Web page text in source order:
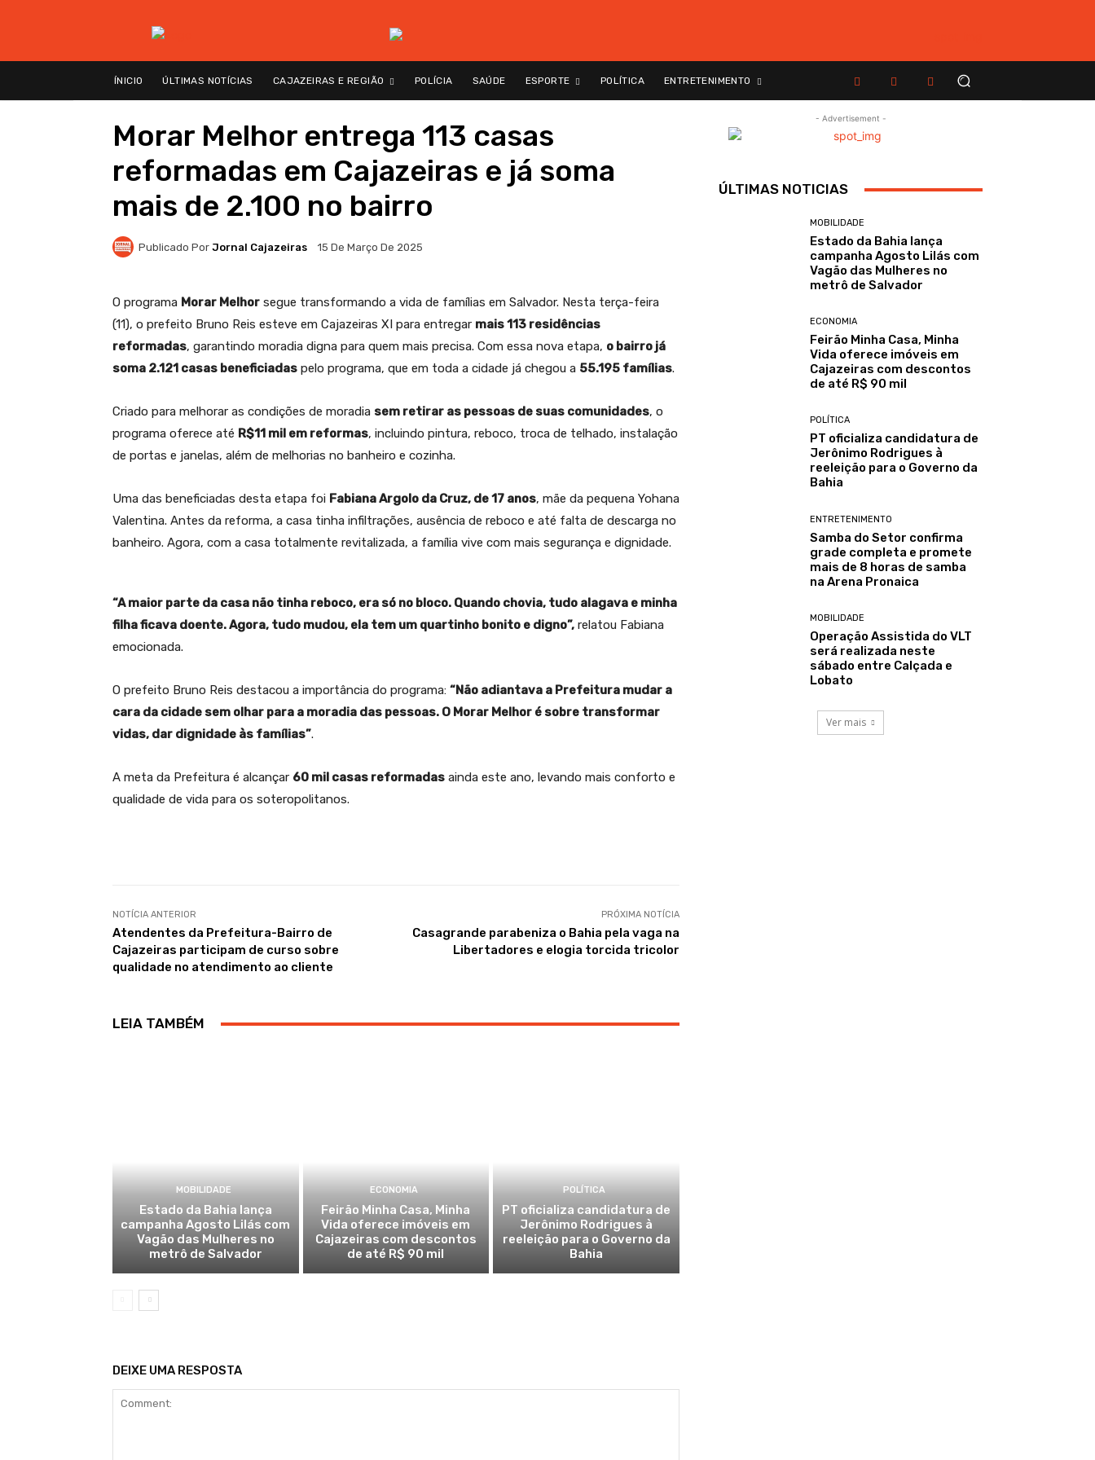
ÍNICIO ÚLTIMAS NOTÍCIAS CAJAZEIRAS E REGIÃO POLÍCIA SAÚDE ESPORTE POLÍTICA ENTRETENIMENTO
Morar Melhor entrega 113 casas
reformadas em Cajazeiras e já soma
mais de 2.100 no bairro
Publicado Por Jornal Cajazeiras 15 De Março De 2025
O programa Morar Melhor segue transformando a vida de famílias em Salvador. Nesta terça-feira
(11), o prefeito Bruno Reis esteve em Cajazeiras XI para entregar mais 113 residências
reformadas, garantindo moradia digna para quem mais precisa. Com essa nova etapa, o bairro já
soma 2.121 casas beneficiadas pelo programa, que em toda a cidade já chegou a 55.195 famílias.
Criado para melhorar as condições de moradia sem retirar as pessoas de suas comunidades, o
programa oferece até R$11 mil em reformas, incluindo pintura, reboco, troca de telhado, instalação
de portas e janelas, além de melhorias no banheiro e cozinha.
Uma das beneficiadas desta etapa foi Fabiana Argolo da Cruz, de 17 anos, mãe da pequena Yohana
Valentina. Antes da reforma, a casa tinha infiltrações, ausência de reboco e até falta de descarga no
banheiro. Agora, com a casa totalmente revitalizada, a família vive com mais segurança e dignidade.
“A maior parte da casa não tinha reboco, era só no bloco. Quando chovia, tudo alagava e minha
filha ficava doente. Agora, tudo mudou, ela tem um quartinho bonito e digno”, relatou Fabiana
emocionada.
O prefeito Bruno Reis destacou a importância do programa: “Não adiantava a Prefeitura mudar a
cara da cidade sem olhar para a moradia das pessoas. O Morar Melhor é sobre transformar
vidas, dar dignidade às famílias”.
A meta da Prefeitura é alcançar 60 mil casas reformadas ainda este ano, levando mais conforto e
qualidade de vida para os soteropolitanos.
NOTÍCIA ANTERIOR
Atendentes da Prefeitura-Bairro de
Cajazeiras participam de curso sobre
qualidade no atendimento ao cliente
PRÓXIMA NOTÍCIA
Casagrande parabeniza o Bahia pela vaga na
Libertadores e elogia torcida tricolor
LEIA TAMBÉM
MOBILIDADE
Estado da Bahia lança
campanha Agosto Lilás com
Vagão das Mulheres no
metrô de Salvador
ECONOMIA
Feirão Minha Casa, Minha
Vida oferece imóveis em
Cajazeiras com descontos
de até R$ 90 mil
POLÍTICA
PT oficializa candidatura de
Jerônimo Rodrigues à
reeleição para o Governo da
Bahia
DEIXE UMA RESPOSTA
- Advertisement -
ÚLTIMAS NOTICIAS
MOBILIDADE
Estado da Bahia lança
campanha Agosto Lilás com
Vagão das Mulheres no
metrô de Salvador
ECONOMIA
Feirão Minha Casa, Minha
Vida oferece imóveis em
Cajazeiras com descontos
de até R$ 90 mil
POLÍTICA
PT oficializa candidatura de
Jerônimo Rodrigues à
reeleição para o Governo da
Bahia
ENTRETENIMENTO
Samba do Setor confirma
grade completa e promete
mais de 8 horas de samba
na Arena Pronaica
MOBILIDADE
Operação Assistida do VLT
será realizada neste
sábado entre Calçada e
Lobato
Ver mais